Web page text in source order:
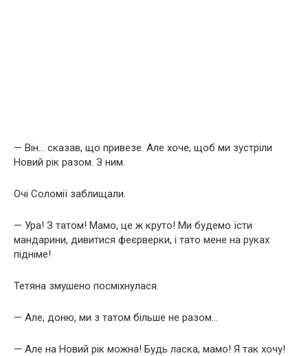
— Він… сказав, що привезе. Але хоче, щоб ми зустріли
Новий рік разом. З ним.
Очі Соломії заблищали.
— Ура! З татом! Мамо, це ж круто! Ми будемо їсти
мандарини, дивитися феєрверки, і тато мене на руках
підніме!
Тетяна змушено посміхнулася.
— Але, доню, ми з татом більше не разом…
— Але на Новий рік можна! Будь ласка, мамо! Я так хочу!